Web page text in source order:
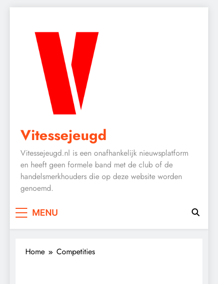
Vitessejeugd
Vitessejeugd.nl is een onafhankelijk nieuwsplatform
en heeft geen formele band met de club of de
handelsmerkhouders die op deze website worden
genoemd.
MENU
Home Competities